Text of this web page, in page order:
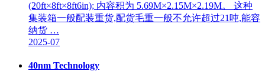
(20ft×8ft×8ft6in); 内容积为 5.69M×2.15M×2.19M。 这种
集装箱一般配装重货,配货毛重一般不允许超过21吨,能容
纳货 …
2025-07
40nm Technology